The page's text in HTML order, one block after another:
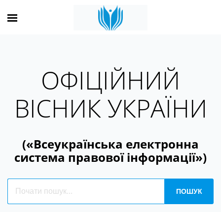
ОФІЦІЙНИЙ
ВІСНИК УКРАЇНИ
(«Всеукраїнська електронна
система правової інформації»)